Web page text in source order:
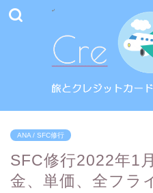
ANA / SFC修行
SFC修行2022年1
金、単価、全フラ